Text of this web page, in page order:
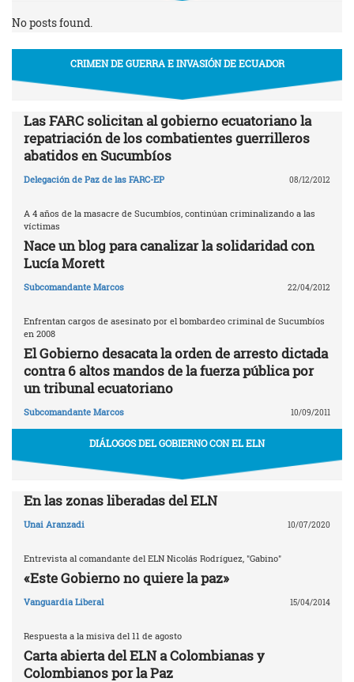
No posts found.
CRIMEN DE GUERRA E INVASIÓN DE ECUADOR
Las FARC solicitan al gobierno ecuatoriano la
repatriación de los combatientes guerrilleros
abatidos en Sucumbíos
Delegación de Paz de las FARC-EP 08/12/2012
A 4 años de la masacre de Sucumbíos, continúan criminalizando a las
víctimas
Nace un blog para canalizar la solidaridad con
Lucía Morett
Subcomandante Marcos 22/04/2012
Enfrentan cargos de asesinato por el bombardeo criminal de Sucumbíos
en 2008
El Gobierno desacata la orden de arresto dictada
contra 6 altos mandos de la fuerza pública por
un tribunal ecuatoriano
Subcomandante Marcos 10/09/2011
DIÁLOGOS DEL GOBIERNO CON EL ELN
En las zonas liberadas del ELN
Unai Aranzadi 10/07/2020
Entrevista al comandante del ELN Nicolás Rodríguez, "Gabino"
«Este Gobierno no quiere la paz»
Vanguardia Liberal 15/04/2014
Respuesta a la misiva del 11 de agosto
Carta abierta del ELN a Colombianas y
Colombianos por la Paz